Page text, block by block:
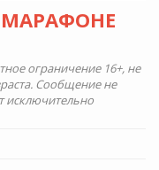
ограничение 16+, не
Сообщение не
исключительно